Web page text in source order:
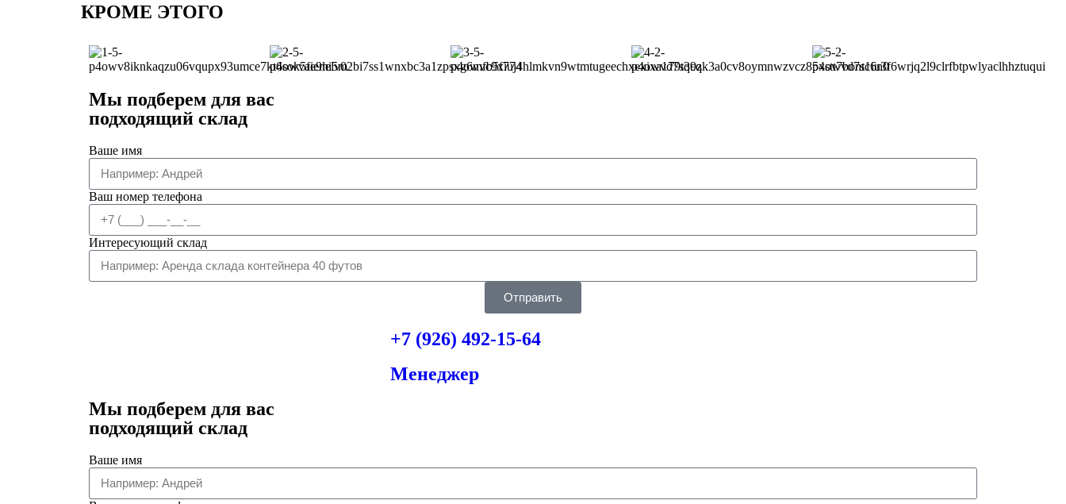
КРОМЕ ЭТОГО
Мы подберем для вас
подходящий склад
Ваше имя
Ваш номер телефона
Интересующий склад
Отправить
+7 (926) 492-15-64
Менеджер
Мы подберем для вас
подходящий склад
Ваше имя